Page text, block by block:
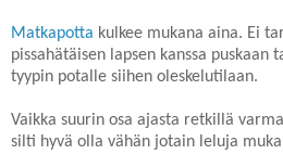
Matkapotta kulkee mukana aina. Ei
pissahätäisen lapsen kanssa puskaan
tyypin potalle siihen oleskelutilaan.
Vaikka suurin osa ajasta retkillä
silti hyvä olla vähän jotain leluja